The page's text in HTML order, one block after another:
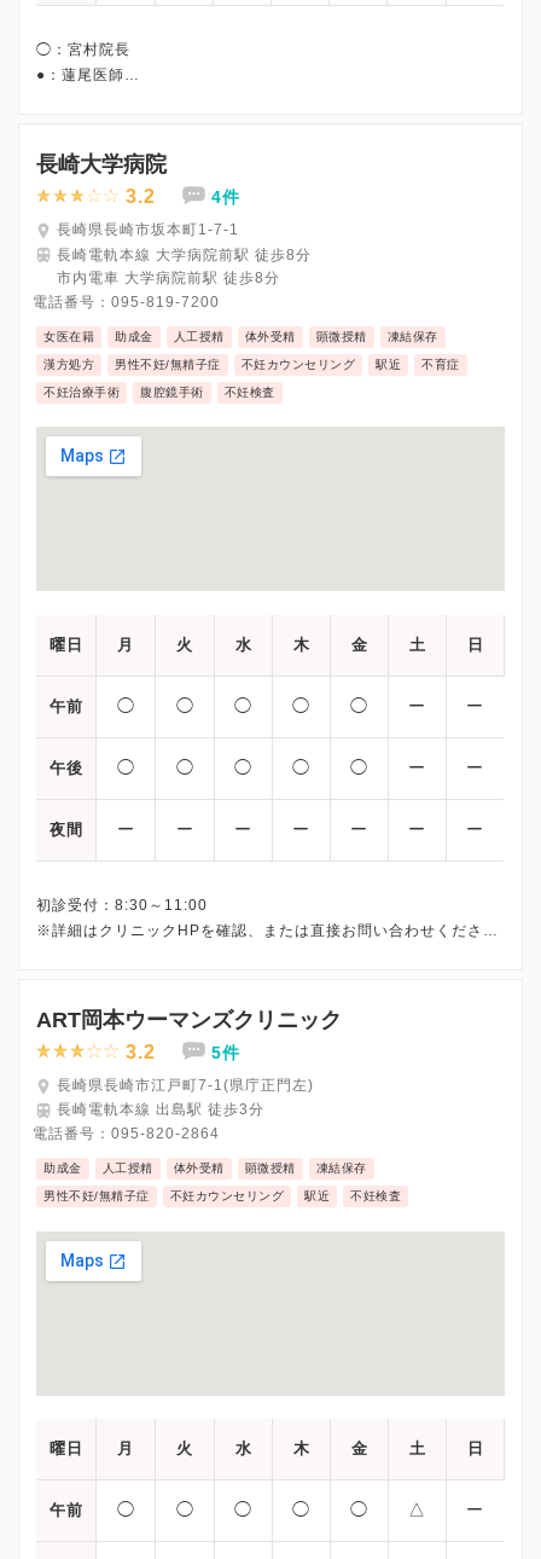
◯：宮村院長
●：蓮尾医師
◯* ：12:30まで/◯**：13:30まで
●* ：12:15まで/●** ：11:30まで/●***：16:45まで
※詳細はクリニックHPを確認、または直接お問い合わせくださ
長崎大学病院
3.2 4件
長崎県長崎市坂本町1-7-1
長崎電軌本線 大学病院前駅 徒歩8分
市内電車 大学病院前駅 徒歩8分
電話番号： 095-819-7200
女医在籍 助成金 人工授精 体外受精 顕微授精 凍結保存
漢方処方 男性不妊/無精子症 不妊カウンセリング 駅近 不育症
不妊治療手術 腹腔鏡手術 不妊検査
曜日 月 火 水 木 金 土 日
午前 ◯ ◯ ◯ ◯ ◯ ー ー
午後 ◯ ◯ ◯ ◯ ◯ ー ー
夜間 ー ー ー ー ー ー ー
初診受付：8:30～11:00
※詳細はクリニックHPを確認、または直接お問い合わせくださ
ART岡本ウーマンズクリニック
3.2 5件
長崎県長崎市江戸町7-1(県庁正門左)
長崎電軌本線 出島駅 徒歩3分
電話番号： 095-820-2864
助成金 人工授精 体外受精 顕微授精 凍結保存
男性不妊/無精子症 不妊カウンセリング 駅近 不妊検査
曜日 月 火 水 木 金 土 日
午前 ◯ ◯ ◯ ◯ ◯ △ ー